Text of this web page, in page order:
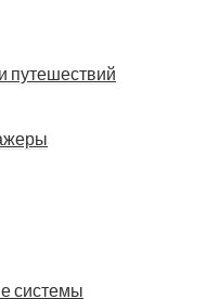
путешествий
системы